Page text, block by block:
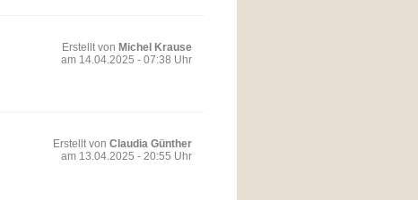
Erstellt von Michel Krause
am 14.04.2025 - 07:38 Uhr
Erstellt von Claudia Günther
am 13.04.2025 - 20:55 Uhr